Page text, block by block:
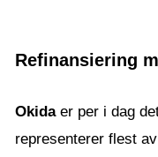
Refinansiering
Okida er per i dag
representerer flest